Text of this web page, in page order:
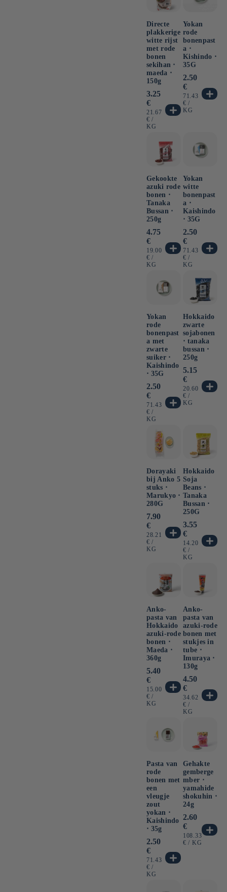
Directe
plakkerige
witte rijst
met rode
bonen
sekihan ⋅
maeda ⋅
150g
Normale
prijs
3.25
€
EENHEIDSPRIJS
21.67
€ /
KG
Yokan
rode
bonenpast
a ⋅
Kishindo ⋅
35G
Normale
prijs
2.50
€
71.43
€ /
KG
Gekookte
azuki rode
bonen ⋅
Tanaka
Bussan ⋅
250g
Normale
prijs
4.75
€
EENHEIDSPRIJS
19.00
€ /
KG
Yokan
witte
bonenpast
a ⋅
Kaishindo
⋅ 35G
Normale
prijs
2.50
€
71.43
€ /
KG
Yokan
rode
bonenpast
a met
zwarte
suiker ⋅
Kaishindo
⋅ 35G
Normale
prijs
2.50
€
EENHEIDSPRIJS
71.43
€ /
KG
Hokkaido
zwarte
sojabonen
⋅ tanaka
bussan ⋅
250g
Normale
prijs
5.15
€
20.60
€ /
KG
Dorayaki
bij Anko 5
stuks ⋅
Marukyo ⋅
280G
Normale
prijs
7.90
€
EENHEIDSPRIJS
28.21
€ /
KG
Hokkaido
Soja
Beans ⋅
Tanaka
Bussan ⋅
250G
Normale
prijs
3.55
€
14.20
€ /
KG
Anko-
pasta van
Hokkaido
azuki-rode
bonen ⋅
Maeda ⋅
360g
Normale
prijs
5.40
€
EENHEIDSPRIJS
15.00
€ /
KG
Anko-
pasta van
azuki-rode
bonen met
stukjes in
tube ⋅
Imuraya ⋅
130g
Normale
prijs
4.50
€
34.62
€ /
KG
Pasta van
rode
bonen met
een
vleugje
zout
yokan ⋅
Kaishindo
⋅ 35g
Normale
prijs
2.50
€
EENHEIDSPRIJS
71.43
€ /
KG
Gehakte
gemberge
mber ⋅
yamahide
shokuhin ⋅
24g
Normale
prijs
2.60
€
108.33
€ / PER
KG